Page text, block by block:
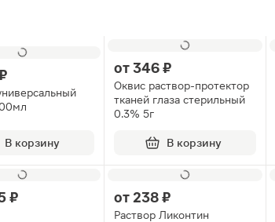
В корзину
от346 ₽
Оквис раствор-протектор
тканей глаза стерильный
0.3% 5г
В корзину
₽ от 238 ₽
Раствор Ликонтин